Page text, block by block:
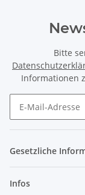
Bitte
Informationen
Gesetzliche
Infos